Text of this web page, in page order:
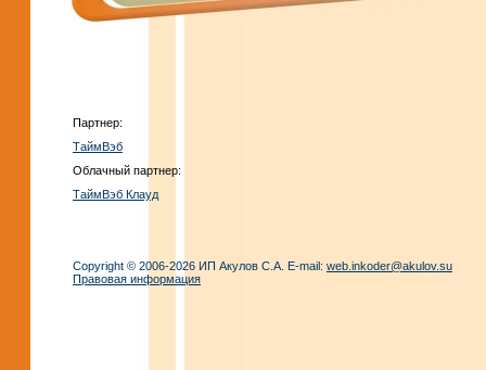
Партнер:
ТаймВэб
Облачный партнер:
ТаймВэб Клауд
Copyright © 2006-2026 ИП Акулов С.А. E-mail: web.inkoder@akulov.su
Правовая информация